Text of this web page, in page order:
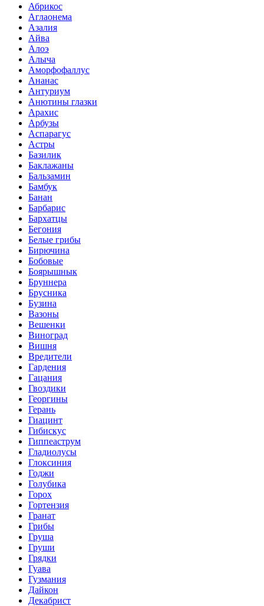
Абрикос
Аглаонема
Азалия
Айва
Алоэ
Алыча
Аморфофаллус
Ананас
Антуриум
Анютины глазки
Арахис
Арбузы
Аспарагус
Астры
Базилик
Баклажаны
Бальзамин
Бамбук
Банан
Барбарис
Бархатцы
Бегония
Белые грибы
Бирючина
Бобовые
Боярышнык
Бруннера
Брусника
Бузина
Вазоны
Вешенки
Виноград
Вишня
Вредители
Гардения
Гацания
Гвоздики
Георгины
Герань
Гиацинт
Гибискус
Гиппеаструм
Гладиолусы
Глоксиния
Годжи
Голубика
Горох
Гортензия
Гранат
Грибы
Груша
Груши
Грядки
Гуава
Гузмания
Дайкон
Декабрист